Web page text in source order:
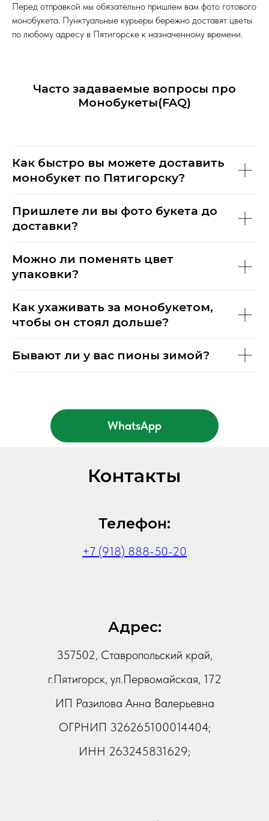
Перед отправкой мы обязательно пришлем вам фото готового
монобукета. Пунктуальные курьеры бережно доставят цветы
по любому адресу в Пятигорске к назначенному времени.
Часто задаваемые вопросы про
Монобукеты(FAQ)
Как быстро вы можете доставить
монобукет по Пятигорску?
Пришлете ли вы фото букета до
доставки?
Можно ли поменять цвет
упаковки?
Как ухаживать за монобукетом,
чтобы он стоял дольше?
Бывают ли у вас пионы зимой?
WhatsApp
Контакты
Телефон:
+7 (918) 888-50-20
Адрес:
357502, Ставропольский край,
г.Пятигорск, ул.Первомайская, 172
ИП Разилова Анна Валерьевна
ОГРНИП 326265100014404;
ИНН 263245831629;